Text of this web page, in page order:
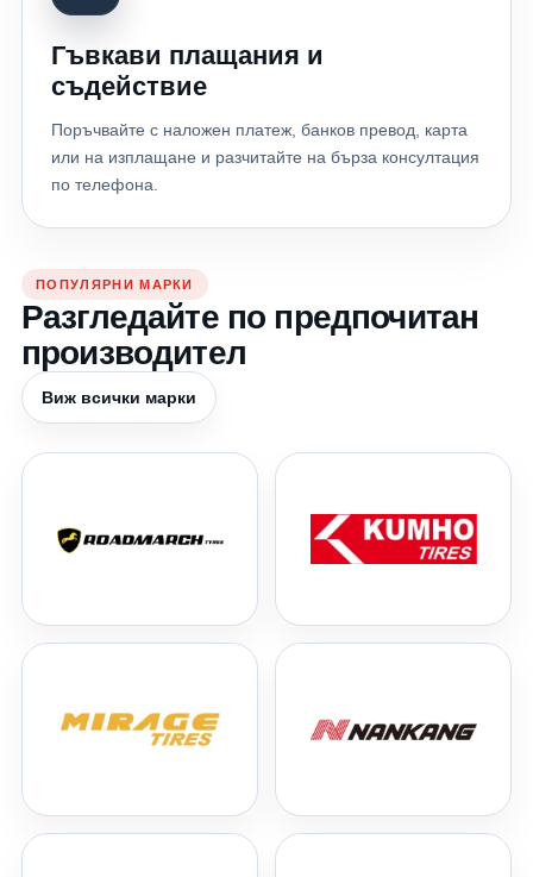
Гъвкави плащания и
съдействие
Поръчвайте с наложен платеж, банков превод, карта
или на изплащане и разчитайте на бърза консултация
по телефона.
ПОПУЛЯРНИ МАРКИ
Разгледайте по предпочитан
производител
Виж всички марки